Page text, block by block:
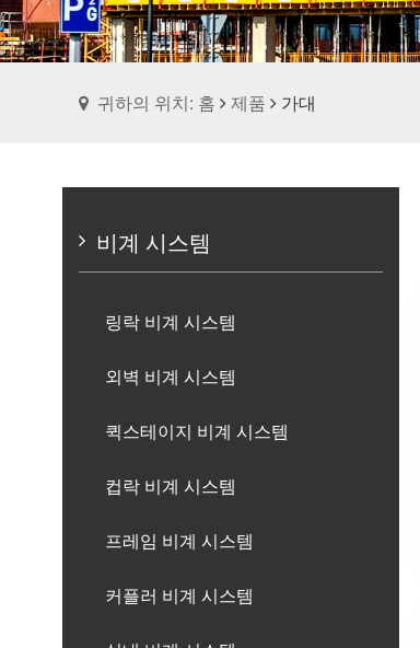
귀하의 위치: 홈 제품 가대
비계 시스템
링락 비계 시스템
외벽 비계 시스템
퀵스테이지 비계 시스템
컵락 비계 시스템
프레임 비계 시스템
커플러 비계 시스템